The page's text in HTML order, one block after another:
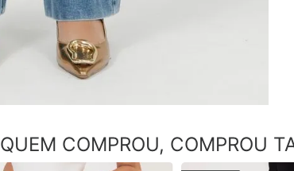
QUEM COMPROU, COMPROU